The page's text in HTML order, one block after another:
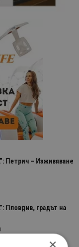
Петрич – Изживяване
Пловдив, градът на